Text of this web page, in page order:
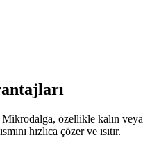
Mikrodalga, özellikle kalın veya
hızlıca çözer ve ısıtır.